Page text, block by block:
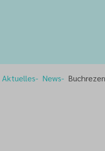
Aktuelles News